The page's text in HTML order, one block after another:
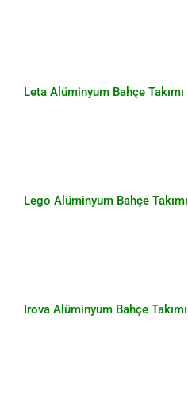
Leta Alüminyum Bahçe Takımı
Lego Alüminyum Bahçe Takımı
Irova Alüminyum Bahçe Takımı